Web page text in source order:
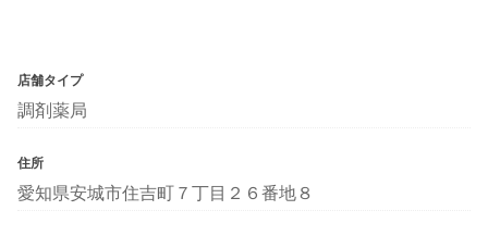
店舗タイプ
調剤薬局
住所
愛知県安城市住吉町７丁目２６番地８